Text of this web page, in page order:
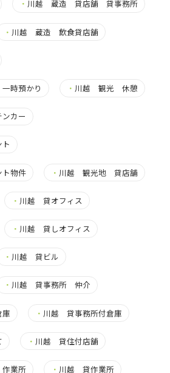
・ 川越 蔵造 貸店舗 貸事務所
・ 川越 蔵造 飲食貸店舗
時預かり ・ 川越 観光 休憩
カー
物件 ・ 川越 観光地 貸店舗
・ 川越 貸オフィス
・ 川越 貸しオフィス
・ 川越 貸ビル
・ 川越 貸事務所 仲介
・ 川越 貸事務所付倉庫
・ 川越 貸住付店舗
業所 ・ 川越 貸作業所